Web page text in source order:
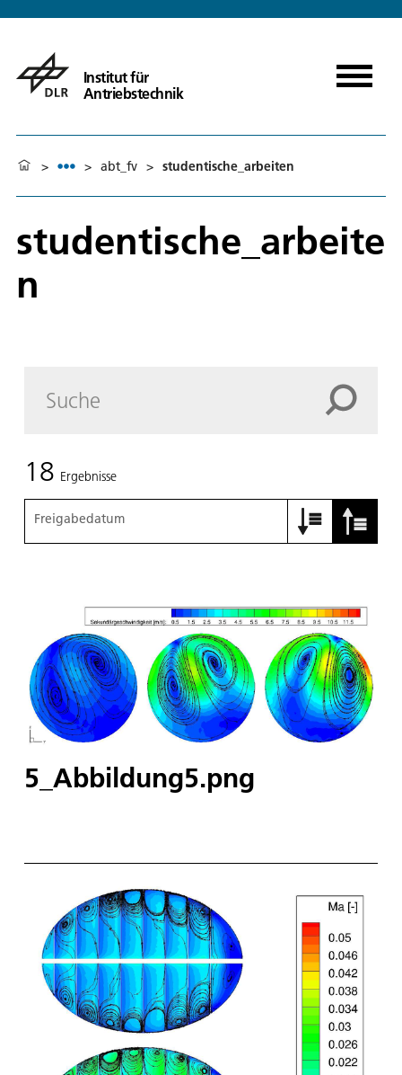
Institut für
Antriebstechnik
> > abt_fv > studentische_arbeiten
studentische_arbeite
n
18 Ergebnisse
Freigabedatum
5_Abbildung5.png